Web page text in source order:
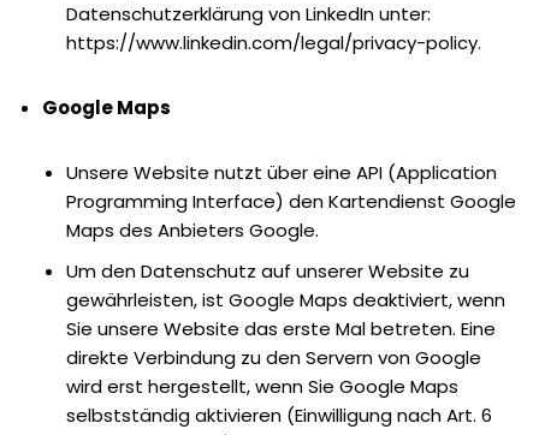
Datenschutzerklärung von LinkedIn unter:
https://www.linkedin.com/legal/privacy-policy.
Google Maps
Unsere Website nutzt über eine API (Application
Programming Interface) den Kartendienst Google
Maps des Anbieters Google.
Um den Datenschutz auf unserer Website zu
gewährleisten, ist Google Maps deaktiviert, wenn
Sie unsere Website das erste Mal betreten. Eine
direkte Verbindung zu den Servern von Google
wird erst hergestellt, wenn Sie Google Maps
selbstständig aktivieren (Einwilligung nach Art. 6